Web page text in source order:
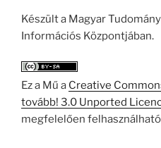
Készült a Magyar
Információs Központjában.
Ez a Mű a Creative
tovább! 3.0 Unported
megfelelően